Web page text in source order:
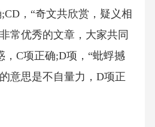
，“奇文共欣赏，疑义相
常优秀的文章，大家共同
，C项正确;D项，“蚍蜉撼
意思是不自量力，D项正